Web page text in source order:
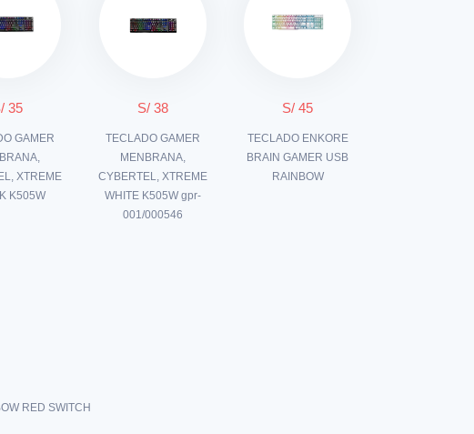
35
GAMER
XTREME
K505W
S/ 38
TECLADO GAMER
MENBRANA,
CYBERTEL, XTREME
WHITE K505W gpr-
001/000546
S/ 45
TECLADO ENKORE
BRAIN GAMER USB
RAINBOW
RED SWITCH